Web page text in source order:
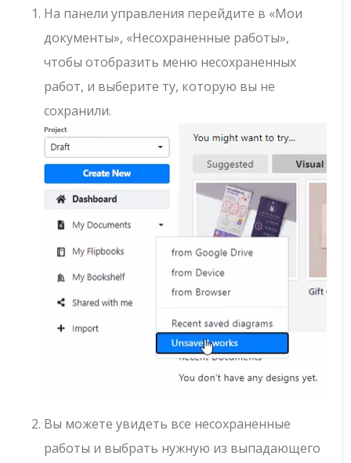
На панели управления перейдите в «Мои
документы», «Несохраненные работы»,
чтобы отобразить меню несохраненных
работ, и выберите ту, которую вы не
сохранили.
Вы можете увидеть все несохраненные
работы и выбрать нужную из выпадающего